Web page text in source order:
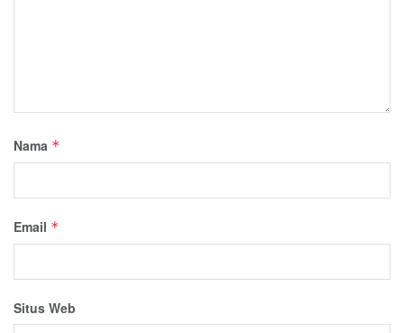
Nama *
Email *
Situs Web